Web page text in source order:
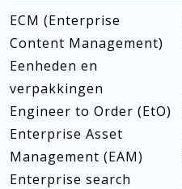
ECM (Enterprise
Content Management)
Eenheden en
verpakkingen
Engineer to Order (EtO)
Enterprise Asset
Management (EAM)
Enterprise search